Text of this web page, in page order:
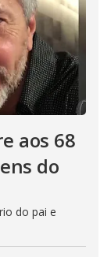
aos 68
do
do pai e